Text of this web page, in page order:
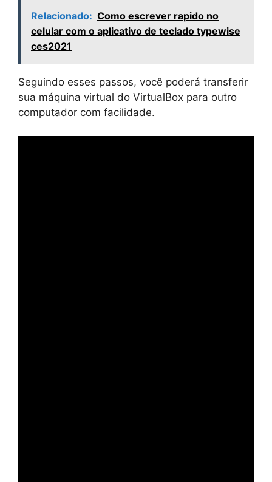
Relacionado: Como escrever rapido no
celular com o aplicativo de teclado typewise
ces2021
Seguindo esses passos, você poderá transferir
sua máquina virtual do VirtualBox para outro
computador com facilidade.